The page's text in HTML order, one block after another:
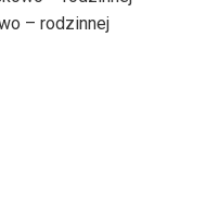
– rodzinnej